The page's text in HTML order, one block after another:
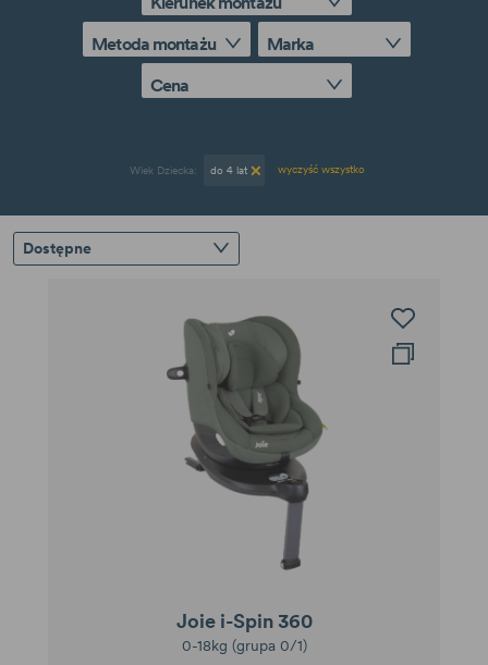
Metoda montażu
Marka
Cena
Wiek Dziecka: do 4 lat wyczyść wszystko
Dostępne
Joie i-Spin 360
0-18kg (grupa 0/1)